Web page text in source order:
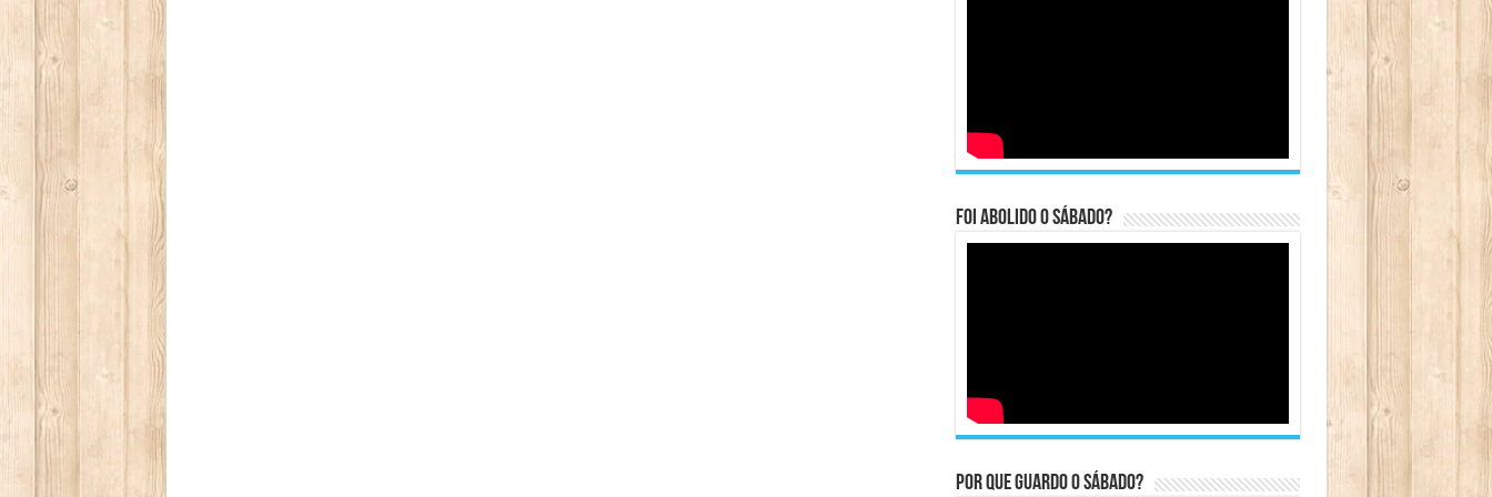
Foi abolido o sábado?
Por que guardo o Sábado?